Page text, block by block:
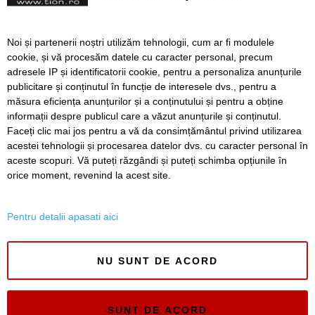
Craina: E nevoie urgentă de
construcția unui spital
municipal modern
Înapoi Înainte
SERVICII Redactia
Folosinta Cookie-urilor
Noi și partenerii noștri utilizăm tehnologii, cum ar fi modulele
cookie, și vă procesăm datele cu caracter personal, precum
adresele IP și identificatorii cookie, pentru a personaliza anunțurile
publicitare și conținutul în funcție de interesele dvs., pentru a
măsura eficiența anunțurilor și a conținutului și pentru a obține
informații despre publicul care a văzut anunțurile și conținutul.
Faceți clic mai jos pentru a vă da consimțământul privind utilizarea
acestei tehnologii și procesarea datelor dvs. cu caracter personal în
aceste scopuri. Vă puteți răzgândi și puteți schimba opțiunile în
orice moment, revenind la acest site.
Pentru detalii apasati aici
NU SUNT DE ACORD
SUNT DE ACORD